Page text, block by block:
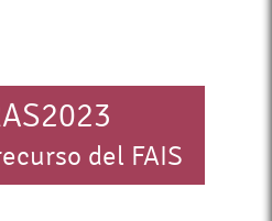
del FAIS